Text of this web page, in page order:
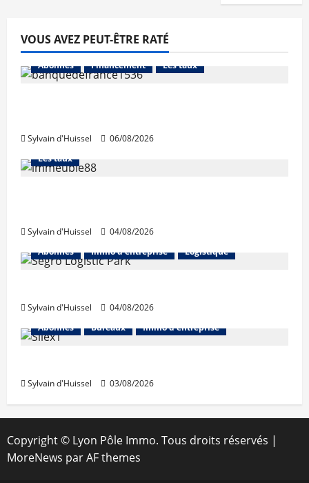
VOUS AVEZ PEUT-ÊTRE RATÉ
Abonnés Financement Les taux
Sylvain d'Huissel 06/08/2026
Abonnés Financement
Les taux
Sylvain d'Huissel
04/08/2026
Abonnés
Immo d'entreprise Logistique
Sylvain d'Huissel
04/08/2026
Abonnés
Bureaux Immo d'entreprise
Sylvain d'Huissel 03/08/2026
Copyright © Lyon Pôle Immo. Tous droits réservés |
MoreNews par AF themes